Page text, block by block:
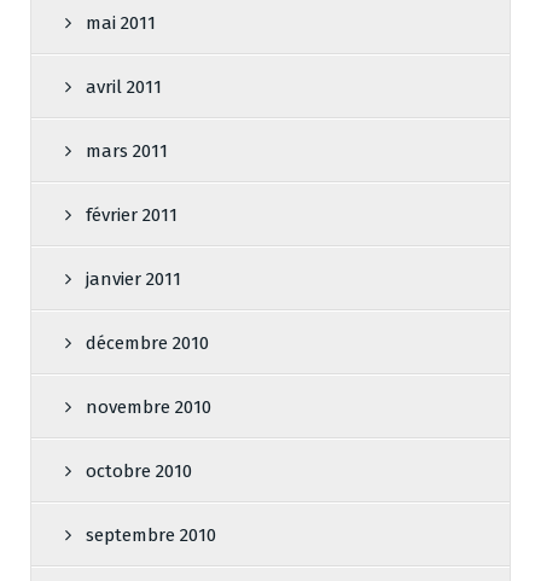
mai 2011
avril 2011
mars 2011
février 2011
janvier 2011
décembre 2010
novembre 2010
octobre 2010
septembre 2010